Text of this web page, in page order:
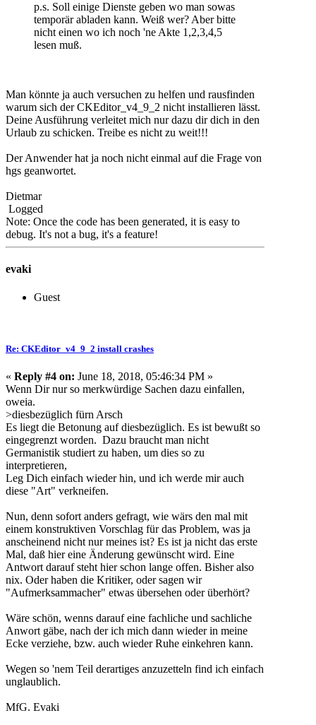
p.s. Soll einige Dienste geben wo man sowas
temporär abladen kann. Weiß wer? Aber bitte
nicht einen wo ich noch 'ne Akte 1,2,3,4,5
lesen muß.
Man könnte ja auch versuchen zu helfen und rausfinden
warum sich der CKEditor_v4_9_2 nicht installieren lässt.
Deine Ausführung verleitet mich nur dazu dir dich in den
Urlaub zu schicken. Treibe es nicht zu weit!!!
Der Anwender hat ja noch nicht einmal auf die Frage von
hgs geanwortet.
Dietmar
Logged
Note: Once the code has been generated, it is easy to
debug. It's not a bug, it's a feature!
evaki
Guest
Re: CKEditor_v4_9_2 install crashes
« Reply #4 on: June 18, 2018, 05:46:34 PM »
Wenn Dir nur so merkwürdige Sachen dazu einfallen,
oweia.
>diesbezüglich fürn Arsch
Es liegt die Betonung auf diesbezüglich. Es ist bewußt so
eingegrenzt worden. Dazu braucht man nicht
Germanistik studiert zu haben, um dies so zu
interpretieren,
Leg Dich einfach wieder hin, und ich werde mir auch
diese "Art" verkneifen.
Nun, denn sofort anders gefragt, wie wärs den mal mit
einem konstruktiven Vorschlag für das Problem, was ja
anscheinend nicht nur meines ist? Es ist ja nicht das erste
Mal, daß hier eine Änderung gewünscht wird. Eine
Antwort darauf steht hier schon lange offen. Bisher also
nix. Oder haben die Kritiker, oder sagen wir
"Aufmerksammacher" etwas übersehen oder überhört?
Wäre schön, wenns darauf eine fachliche und sachliche
Anwort gäbe, nach der ich mich dann wieder in meine
Ecke verziehe, bzw. auch wieder Ruhe einkehren kann.
Wegen so 'nem Teil derartiges anzuzetteln find ich einfach
unglaublich.
MfG. Evaki